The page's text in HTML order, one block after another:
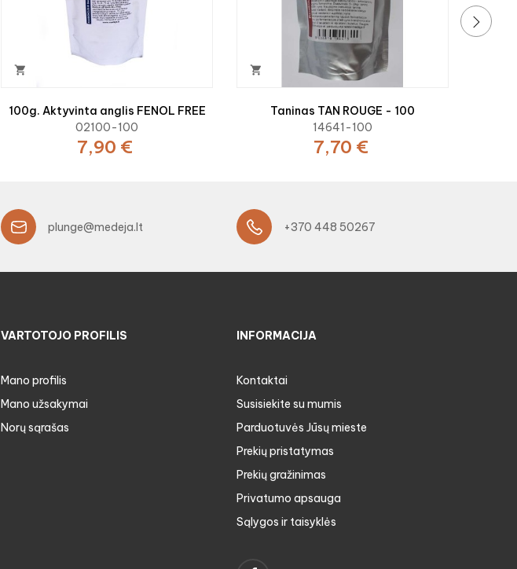

100g. Aktyvinta anglis FENOL FREE
02100-100
7,90 €

Taninas TAN ROUGE - 100
14641-100
7,70 €
plunge@medeja.lt +370 448 50267
VARTOTOJO PROFILIS
Mano profilis
Mano užsakymai
Norų sąrašas
INFORMACIJA
Kontaktai
Susisiekite su mumis
Parduotuvės Jūsų mieste
Prekių pristatymas
Prekių gražinimas
Privatumo apsauga
Sąlygos ir taisyklės